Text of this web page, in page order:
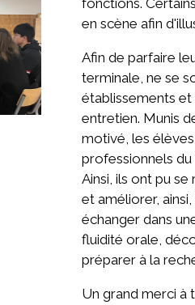
en scène afin
Afin de parfaire
terminale, ne se
établissements
entretien. Munis
motivé, les
professionnels
Ainsi, ils ont pu
et améliorer,
échanger dans
fluidité orale,
préparer à la
Un grand merci à